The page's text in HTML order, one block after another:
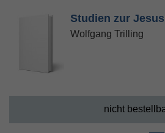
Studien zur
Wolfgang Trilling
nicht